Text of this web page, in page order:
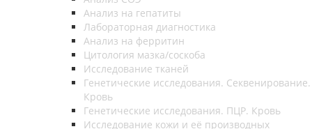
Анализ на гепатиты
Лабораторная диагностика
Анализ на ферритин
Цитология мазка/соскоба
Исследование тканей
Генетические исследования. Секвенирование.
Кровь
Генетические исследования. ПЦР. Кровь
Исследование кожи и её производных